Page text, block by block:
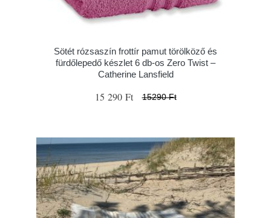
Sötét rózsaszín frottír pamut törölköző és
fürdőlepedő készlet 6 db-os Zero Twist –
Catherine Lansfield
15 290 Ft 15290 Ft